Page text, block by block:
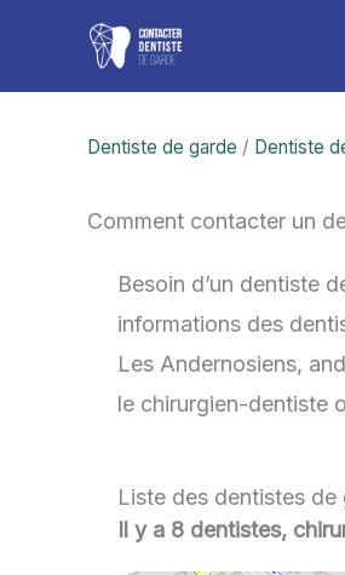
contenu
Dentiste de garde / Dentiste
Comment contacter un
Besoin d’un dentiste
informations des
Les Andernosiens,
le chirurgien-dentiste
Liste des dentistes
Il y a 8 dentistes,